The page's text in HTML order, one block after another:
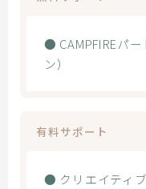
● CAMPFIREパ
ン）
有料サポート
● クリエイティ